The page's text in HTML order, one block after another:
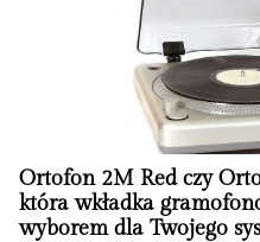
Ortofon 2M Red czy
która wkładka
wyborem dla Twojego